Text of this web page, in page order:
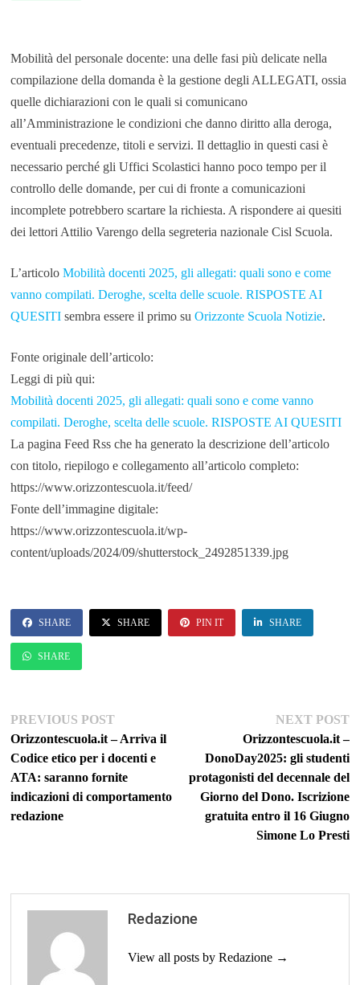
Mobilità del personale docente: una delle fasi più delicate nella
compilazione della domanda è la gestione degli ALLEGATI, ossia
quelle dichiarazioni con le quali si comunicano
all’Amministrazione le condizioni che danno diritto alla deroga,
eventuali precedenze, titoli e servizi. Il dettaglio in questi casi è
necessario perché gli Uffici Scolastici hanno poco tempo per il
controllo delle domande, per cui di fronte a comunicazioni
incomplete potrebbero scartare la richiesta. A rispondere ai quesiti
dei lettori Attilio Varengo della segreteria nazionale Cisl Scuola.
L’articolo Mobilità docenti 2025, gli allegati: quali sono e come
vanno compilati. Deroghe, scelta delle scuole. RISPOSTE AI
QUESITIsembra essere il primo su Orizzonte Scuola Notizie.
Fonte originale dell’articolo:
Leggi di più qui:
Mobilità docenti 2025, gli allegati: quali sono e come vanno
compilati. Deroghe, scelta delle scuole. RISPOSTE AI QUESITI
La pagina Feed Rss che ha generato la descrizione dell’articolo
con titolo, riepilogo e collegamento all’articolo completo:
https://www.orizzontescuola.it/feed/
Fonte dell’immagine digitale:
https://www.orizzontescuola.it/wp-
content/uploads/2024/09/shutterstock_2492851339.jpg
SHARE SHARE PIN IT SHARE
SHARE
Navigazione
articoli
PREVIOUS POSTPrevious
post:
Orizzontescuola.it – Arriva il
Codice etico per i docenti e
ATA: saranno fornite
indicazioni di comportamento
redazione
NEXT POST
Orizzontescuola.it –
DonoDay2025: gli studenti
protagonisti del decennale del
Giorno del Dono. Iscrizione
gratuita entro il 16 Giugno
Simone Lo Presti
Redazione
View all posts by Redazione →